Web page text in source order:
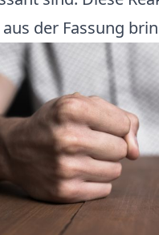
der Fassung